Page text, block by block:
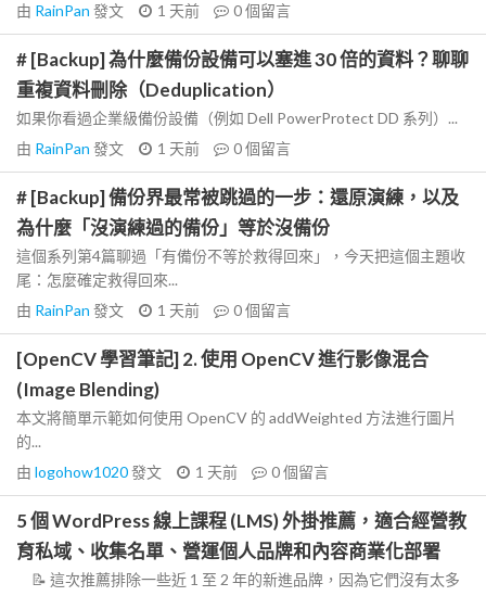
由 RainPan 發文 1 天前 0個留言
# [Backup] 為什麼備份設備可以塞進 30 倍的資料？聊聊
重複資料刪除（Deduplication）
如果你看過企業級備份設備（例如 Dell PowerProtect DD 系列）...
由 RainPan 發文 1 天前 0個留言
# [Backup] 備份界最常被跳過的一步：還原演練，以及
為什麼「沒演練過的備份」等於沒備份
這個系列第4篇聊過「有備份不等於救得回來」，今天把這個主題收
尾：怎麼確定救得回來...
由 RainPan 發文 1 天前 0個留言
[OpenCV 學習筆記] 2. 使用 OpenCV 進行影像混合
(Image Blending)
本文將簡單示範如何使用 OpenCV 的 addWeighted 方法進行圖片
的...
由 logohow1020發文 1 天前 0個留言
5 個 WordPress 線上課程 (LMS) 外掛推薦，適合經營教
育私域、收集名單、營運個人品牌和內容商業化部署
📝 這次推薦排除一些近 1 至 2 年的新進品牌，因為它們沒有太多